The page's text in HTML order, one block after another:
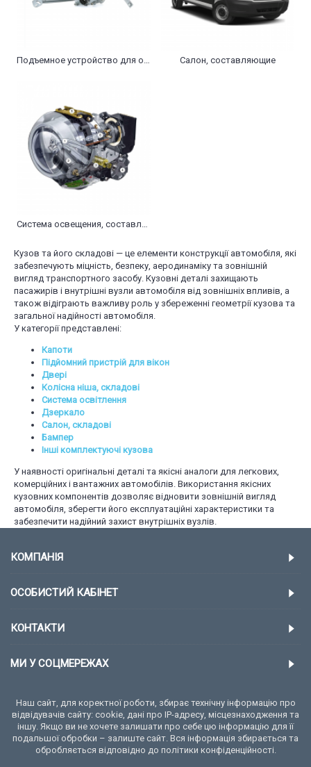
Кузов та його складові — це елементи конструкції автомобіля, які
забезпечують міцність, безпеку, аеродинаміку та зовнішній
вигляд транспортного засобу. Кузовні деталі захищають
пасажирів і внутрішні вузли автомобіля від зовнішніх впливів, а
також відіграють важливу роль у збереженні геометрії кузова та
загальної надійності автомобіля.
У категорії представлені:
Капоти
Підйомний пристрій для вікон
Двері
Колісна ніша, складові
Система освітлення
Дзеркало
Салон, складові
Бампер
Інші комплектуючі кузова
У наявності оригінальні деталі та якісні аналоги для легкових,
комерційних і вантажних автомобілів. Використання якісних
кузовних компонентів дозволяє відновити зовнішній вигляд
автомобіля, зберегти його експлуатаційні характеристики та
забезпечити надійний захист внутрішніх вузлів.
Подъемное устройство для окон, составляющие Салон, составляющие
КОМПАНІЯ
ОСОБИСТИЙ КАБІНЕТ
КОНТАКТИ
МИ У СОЦМЕРЕЖАХ
Наш сайт, для коректної роботи, збирає технічну інформацію про
відвідувачів сайту: cookie, дані про IP-адресу, місцезнаходження та
іншу. Якщо ви не хочете залишати про себе цю інформацію для її
подальшої обробки – залиште сайт. Вся інформація збирається та
обробляється відповідно до політики конфіденційності.